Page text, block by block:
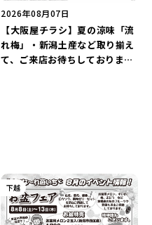
2026年08月07日
【大阪屋チラシ】夏の涼味「流
れ梅」・新潟土産など取り揃え
て、ご来店お待ちしておりま
下越